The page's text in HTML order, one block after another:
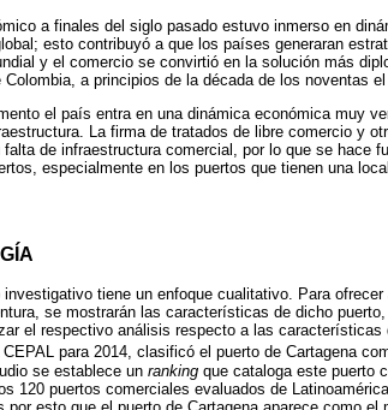
a finales del siglo pasado estuvo inmerso en
esto contribuyó a que los países generaran
y el comercio se convirtió en la solución más
a principios de la década de los noventas
el país entra en una dinámica económica muy
La firma de tratados de libre comercio y
de infraestructura comercial, por lo que se hace
especialmente en los puertos que tienen una
investigativo tiene un enfoque cualitativo. Para
se mostrarán las características de dicho
el respectivo análisis respecto a las
para 2014, clasificó el puerto de Cartagena
se establece un ranking que cataloga este puerto
120 puertos comerciales evaluados de